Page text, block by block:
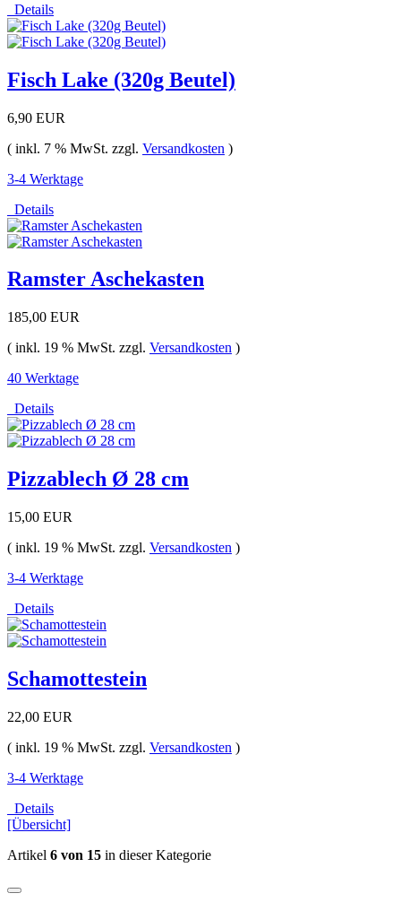
Details
Fisch Lake (320g Beutel)
6,90 EUR
( inkl. 7 % MwSt. zzgl. Versandkosten )
3-4 Werktage
Details
Ramster Aschekasten
185,00 EUR
( inkl. 19 % MwSt. zzgl. Versandkosten )
40 Werktage
Details
Pizzablech Ø 28 cm
15,00 EUR
( inkl. 19 % MwSt. zzgl. Versandkosten )
3-4 Werktage
Details
Schamottestein
22,00 EUR
( inkl. 19 % MwSt. zzgl. Versandkosten )
3-4 Werktage
Details
[Übersicht]
Artikel 6 von 15 in dieser Kategorie